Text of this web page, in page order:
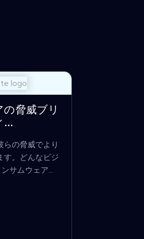
脅威ブリ
...
の脅威でより
す。どんなビジ
サムウェア...